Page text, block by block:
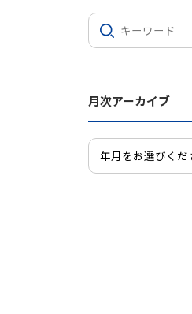
月次アーカイブ